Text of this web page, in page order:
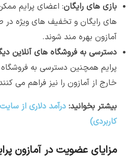
بازی های رایگان: اعضای پرایم
های رایگان و تخفیف های ویژه
آمازون بهره مند شوند.
دسترسی به فروشگاه های آنلاین
پرایم همچنین دسترسی به
خارج از آمازون را نیز فراهم می
بیشتر بخوانید:
کاربردی)
مزایای عضویت در آمازون